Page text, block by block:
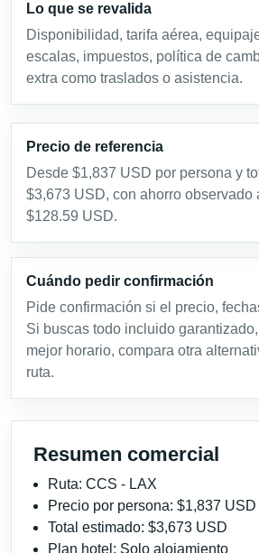
Lo que se revalida
Disponibilidad, tarifa aérea,
escalas, impuestos, política de
extra como traslados o asistencia.
Precio de referencia
Desde $1,837 USD por persona y
$3,673 USD, con ahorro observado
$128.59 USD.
Cuándo pedir confirmación
Pide confirmación si el precio,
Si buscas todo incluido
mejor horario, compara otra
ruta.
Resumen comercial
Ruta: CCS - LAX
Precio por persona: $1,837 USD
Total estimado: $3,673 USD
Plan hotel: Solo alojamiento